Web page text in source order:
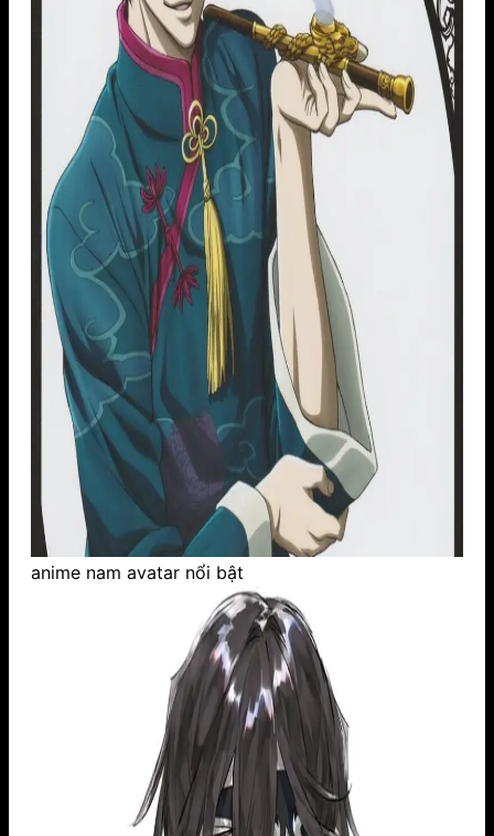
anime nam avatar nổi bật